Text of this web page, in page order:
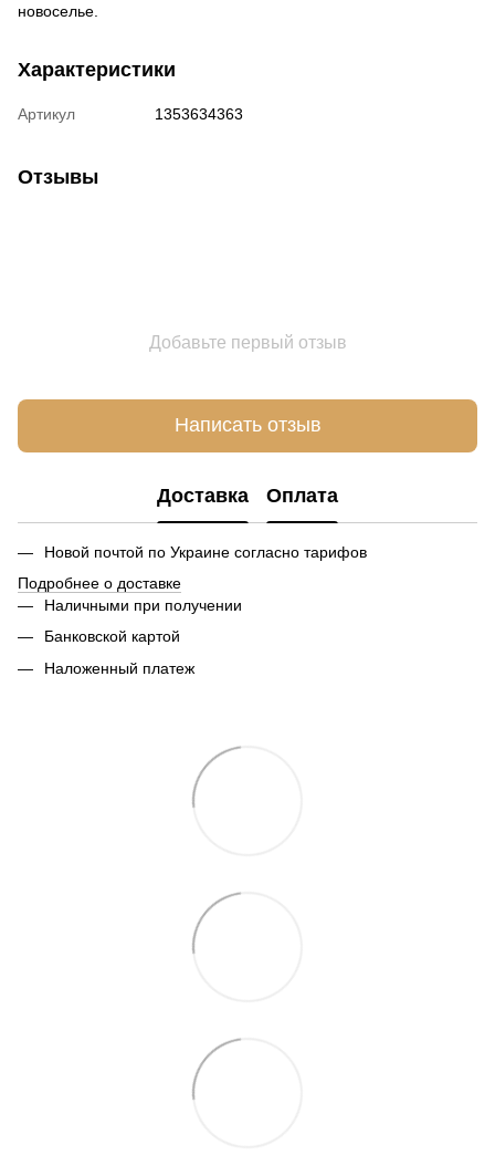
новоселье.
Характеристики
Артикул 1353634363
Отзывы
Добавьте первый отзыв
Написать отзыв
Доставка Оплата
Новой почтой по Украине согласно тарифов
Подробнее о доставке
Наличными при получении
Банковской картой
Наложенный платеж